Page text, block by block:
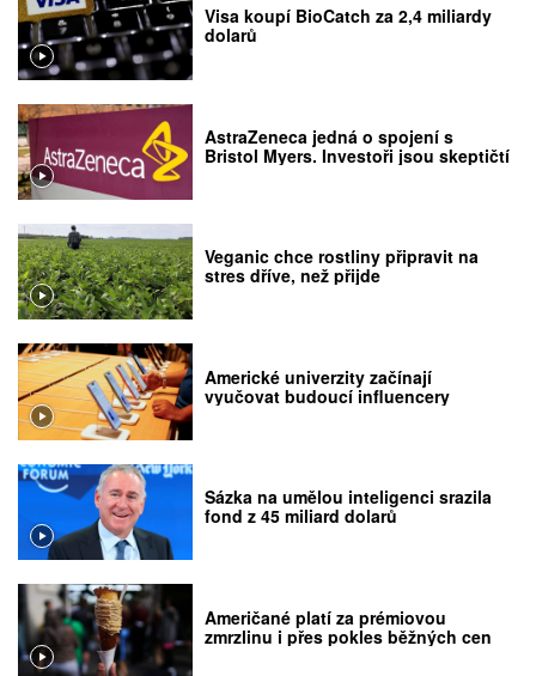
Visa koupí BioCatch za 2,4 miliardy
dolarů
AstraZeneca jedná o spojení s
Bristol Myers. Investoři jsou skeptičtí
Veganic chce rostliny připravit na
stres dříve, než přijde
Americké univerzity začínají
vyučovat budoucí influencery
Sázka na umělou inteligenci srazila
fond z 45 miliard dolarů
Američané platí za prémiovou
zmrzlinu i přes pokles běžných cen